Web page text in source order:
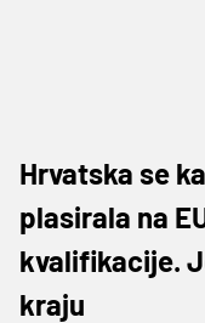
Hrvatska se
plasirala na
kvalifikacije.
kraju